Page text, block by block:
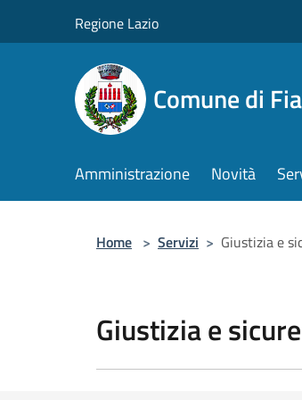
Regione Lazio
Comune di
Amministrazione Novità
Home > Servizi > Giustizia e
Giustizia e